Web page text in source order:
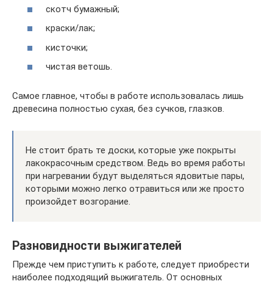
скотч бумажный;
краски/лак;
кисточки;
чистая ветошь.
Самое главное, чтобы в работе использовалась лишь
древесина полностью сухая, без сучков, глазков.
Не стоит брать те доски, которые уже покрыты
лакокрасочным средством. Ведь во время работы
при нагревании будут выделяться ядовитые пары,
которыми можно легко отравиться или же просто
произойдет возгорание.
Разновидности выжигателей
Прежде чем приступить к работе, следует приобрести
наиболее подходящий выжигатель. От основных